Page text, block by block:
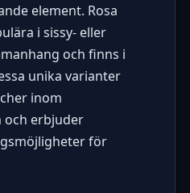
element. Rosa
i sissy- eller
och finns i
unika varianter
inom
och erbjuder
för